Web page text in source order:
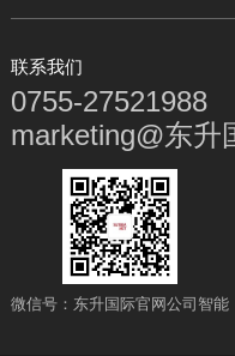
联系我们
0755-27521988
marketing@东升
微信号：东升国际官网公司智能